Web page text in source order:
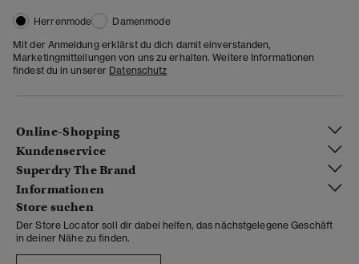
Herrenmode
Damenmode
Mit der Anmeldung erklärst du dich damit einverstanden,
Marketingmitteilungen von uns zu erhalten. Weitere Informationen
findest du in unserer Datenschutz
Online-Shopping
Kundenservice
Superdry The Brand
Informationen
Store suchen
Der Store Locator soll dir dabei helfen, das nächstgelegene Geschäft
in deiner Nähe zu finden.